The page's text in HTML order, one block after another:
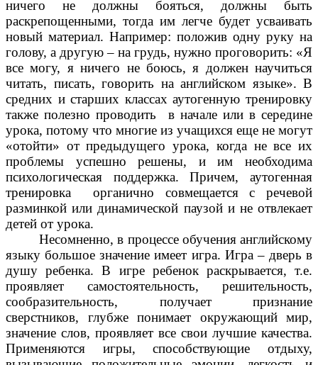
ничего не должны бояться, должны быть
раскрепощенными, тогда им легче будет усваивать
новый материал. Например: положив одну руку на
голову, а другую – на грудь, нужно проговорить: «Я
все могу, я ничего не боюсь, я должен научиться
читать, писать, говорить на английском языке». В
средних и старших классах аутогенную тренировку
также полезно проводить в начале или в середине
урока, потому что многие из учащихся еще не могут
«отойти» от предыдущего урока, когда не все их
проблемы успешно решены, и им необходима
психологическая поддержка. Причем, аутогенная
тренировка органично совмещается с речевой
разминкой или динамической паузой и не отвлекает
детей от урока.
Несомненно, в процессе обучения английскому
языку большое значение имеет игра. Игра – дверь в
душу ребенка. В игре ребенок раскрывается, т.е.
проявляет самостоятельность, решительность,
сообразительность, получает признание
сверстников, глубже понимает окружающий мир,
значение слов, проявляет все свои лучшие качества.
Применяются игры, способствующие отдыху,